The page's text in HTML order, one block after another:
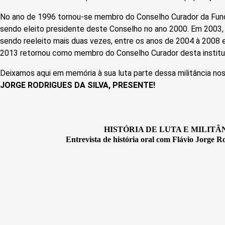
No ano de 1996 tornou-se membro do Conselho Curador da
sendo eleito presidente deste Conselho no ano 2000. Em
sendo reeleito mais duas vezes, entre os anos de 2004 à 2008
2013 retornou como membro do Conselho Curador desta
Deixamos aqui em memória à sua luta parte dessa militância
JORGE RODRIGUES DA SILVA, PRESENTE!
HISTÓRIA DE LUTA E
Entrevista de história oral com Flávio Jorge